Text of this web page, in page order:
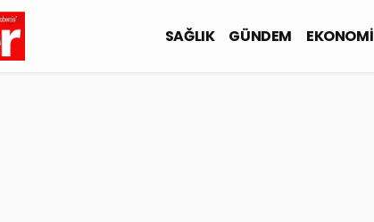
SAĞLIK GÜNDEM EKONOMİ